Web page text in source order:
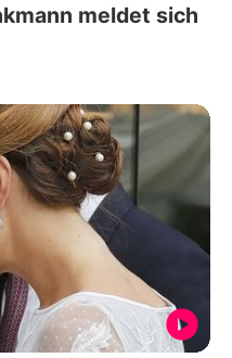
meldet sich